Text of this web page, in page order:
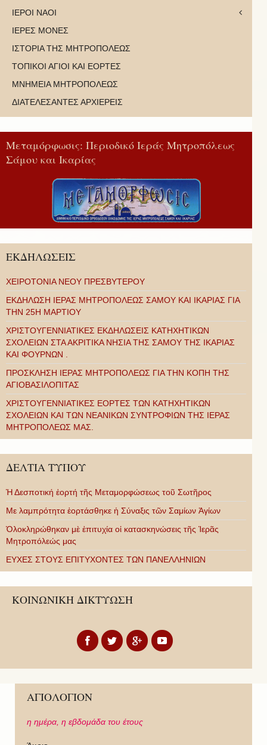
ΙΕΡΟΙ ΝΑΟΙ
ΙΕΡΕΣ ΜΟΝΕΣ
ΙΣΤΟΡΙΑ ΤΗΣ ΜΗΤΡΟΠΟΛΕΩΣ
ΤΟΠΙΚΟΙ ΑΓΙΟΙ ΚΑΙ ΕΟΡΤΕΣ
ΜΝΗΜΕΙΑ ΜΗΤΡΟΠΟΛΕΩΣ
ΔΙΑΤΕΛΕΣΑΝΤΕΣ ΑΡΧΙΕΡΕΙΣ
Μεταμόρφωσις: Περιοδικό Ιεράς Μητροπόλεως
Σάμου και Ικαρίας
ΕΚΔΗΛΩΣΕΙΣ
ΧΕΙΡΟΤΟΝΙΑ ΝΕΟΥ ΠΡΕΣΒΥΤΕΡΟΥ
ΕΚΔΗΛΩΣΗ ΙΕΡΑΣ ΜΗΤΡΟΠΟΛΕΩΣ ΣΑΜΟΥ ΚΑΙ ΙΚΑΡΙΑΣ ΓΙΑ
ΤΗΝ 25Η ΜΑΡΤΙΟΥ
ΧΡΙΣΤΟΥΓΕΝΝΙΑΤΙΚΕΣ ΕΚΔΗΛΩΣΕΙΣ ΚΑΤΗΧΗΤΙΚΩΝ
ΣΧΟΛΕΙΩΝ ΣΤΑ ΑΚΡΙΤΙΚΑ ΝΗΣΙΑ ΤΗΣ ΣΑΜΟΥ ΤΗΣ ΙΚΑΡΙΑΣ
ΚΑΙ ΦΟΥΡΝΩΝ .
ΠΡΟΣΚΛΗΣΗ ΙΕΡΑΣ ΜΗΤΡΟΠΟΛΕΩΣ ΓΙΑ ΤΗΝ ΚΟΠΗ ΤΗΣ
ΑΓΙΟΒΑΣΙΛΟΠΙΤΑΣ
ΧΡΙΣΤΟΥΓΕΝΝΙΑΤΙΚΕΣ ΕΟΡΤΕΣ ΤΩΝ ΚΑΤΗΧΗΤΙΚΩΝ
ΣΧΟΛΕΙΩΝ ΚΑΙ ΤΩΝ ΝΕΑΝΙΚΩΝ ΣΥΝΤΡΟΦΙΩΝ ΤΗΣ ΙΕΡΑΣ
ΜΗΤΡΟΠΟΛΕΩΣ ΜΑΣ.
ΔΕΛΤΙΑ ΤΥΠΟΥ
Ἡ Δεσποτική ἑορτή τῆς Μεταμορφώσεως τοῦ Σωτῆρος
Με λαμπρότητα ἑορτάσθηκε ἡ Σύναξις τῶν Σαμίων Ἁγίων
Ὁλοκληρώθηκαν μὲ ἐπιτυχία οἱ κατασκηνώσεις τῆς Ἱερᾶς
Μητροπόλεώς μας
ΕΥΧΕΣ ΣΤΟΥΣ ΕΠΙΤΥΧΟΝΤΕΣ ΤΩΝ ΠΑΝΕΛΛΗΝΙΩΝ
ΚΟΙΝΩΝΙΚΗ ΔΙΚΤΥΩΣΗ
ΑΓΙΟΛΟΓΙΟΝ
η ημέρα, η εβδομάδα του έτους